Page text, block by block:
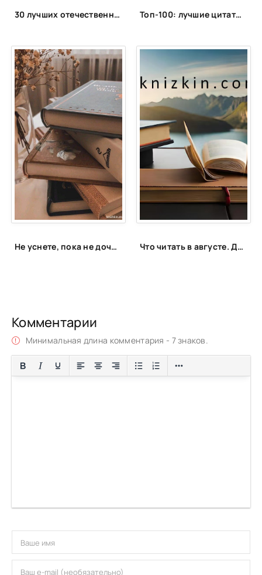
30 лучших отечественных фэнтези циклов Топ-100: лучшие цитаты из популярных книг
Не уснете, пока не дочитаете: 15 книг для запойного чтения Что читать в августе. Длинный список вышедших и планируемых книжных новинок (включая переиздания)
Комментарии
Минимальная длина комментария - 7 знаков.